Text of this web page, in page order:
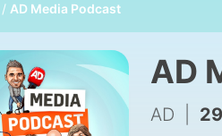
AD Media Podcast
AD
AD 293 -